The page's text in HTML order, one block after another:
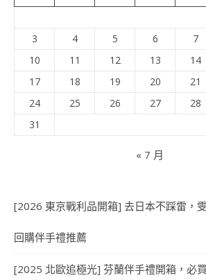
3
4 5 6 7
10
11 12 13 14
17
18 19 20 21
24
25 26 27 28
31
« 7 月
[2026 東京戰利品開箱] 去日本不踩雷，
回購伴手禮推薦
[2025 北歐追極光] 芬蘭伴手禮開箱，必